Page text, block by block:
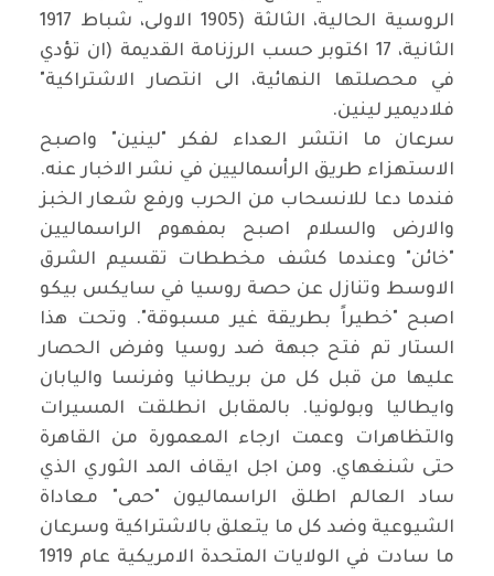
الروسية الحالية، الثالثة (1905 الاولى، شباط 1917
الثانية، 17 اكتوبر حسب الرزنامة القديمة
)ان تؤدي
في محصلتها النهائية، الى انتصار الاشتراكية"
فلاديمير لينين.
سرعان ما انتشر العداء لفكر "لينين" واصبح
الاستهزاء طريق الرأسماليين في نشر الاخبار عنه.
فندما دعا للانسحاب من الحرب ورفع شعار الخبز
والارض والسلام اصبح بمفهوم الراسماليين
"خائن" وعندما كشف مخططات تقسيم الشرق
الاوسط وتنازل عن حصة روسيا في سايكس بيكو
اصبح "خطيراً بطريقة غير مسبوقة". وتحت هذا
الستار تم فتح جبهة ضد روسيا وفرض الحصار
عليها من قبل كل من بريطانيا وفرنسا واليابان
وايطاليا وبولونيا. بالمقابل انطلقت المسيرات
والتظاهرات وعمت ارجاء المعمورة من القاهرة
حتى شنغهاي. ومن اجل ايقاف المد الثوري الذي
ساد العالم اطلق الراسماليون "حمى" معاداة
الشيوعية وضد كل ما يتعلق بالاشتراكية وسرعان
ما سادت في الولايات المتحدة الامريكية عام 1919